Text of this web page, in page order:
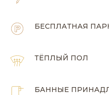
БЕСПЛАТНАЯ
ТЁПЛЫЙ ПОЛ
БАННЫЕ